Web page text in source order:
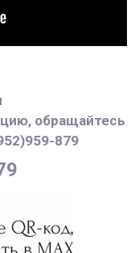
обращайтесь
879